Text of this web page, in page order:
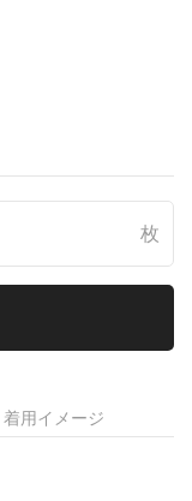
枚
着用イメージ